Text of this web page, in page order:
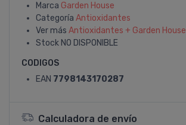
Marca Garden House
Categoría Antioxidantes
Ver más Antioxidantes + Garden House
Stock NO DISPONIBLE
CODIGOS
EAN 7798143170287
Calculadora de envío